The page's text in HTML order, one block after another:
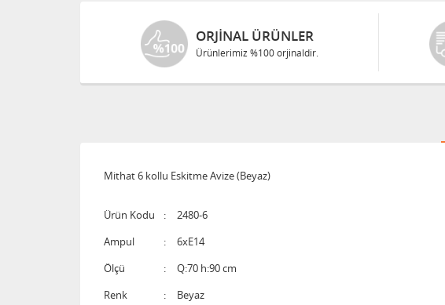
ORJINAL ÜRÜNLER
Ürünlerimiz %100 orjinaldir.
Mithat 6 kollu Eskitme Avize (Beyaz)
Ürün Kodu :
2480-6
Ampul
:
6xE14
Ölçü
:
Q:70 h:90 cm
Renk
:
Beyaz